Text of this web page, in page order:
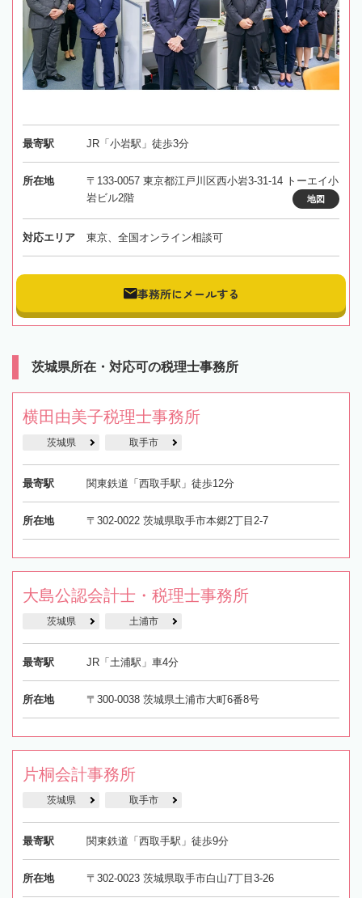
最寄駅 JR「小岩駅」徒歩3分
所在地
〒133-0057 東京都江戸川区西小岩3-31-14 トーエイ小
岩ビル2階
地図
対応エリア 東京、全国オンライン相談可
事務所にメールする
茨城県所在・対応可の税理士事務所
横田由美子税理士事務所
茨城県 取手市
最寄駅 関東鉄道「西取手駅」徒歩12分
所在地 〒302-0022 茨城県取手市本郷2丁目2-7
大島公認会計士・税理士事務所
茨城県 土浦市
最寄駅 JR「土浦駅」車4分
所在地 〒300-0038 茨城県土浦市大町6番8号
片桐会計事務所
茨城県 取手市
最寄駅 関東鉄道「西取手駅」徒歩9分
所在地 〒302-0023 茨城県取手市白山7丁目3-26